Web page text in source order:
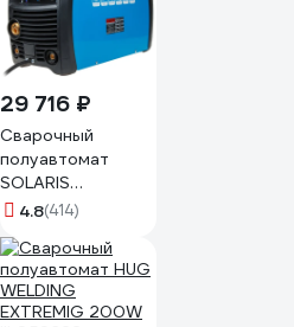
мм евроразъем
486281
29 716 ₽
Сварочный
полуавтомат
SOLARIS
MULTIMIG-227
4.8(414)